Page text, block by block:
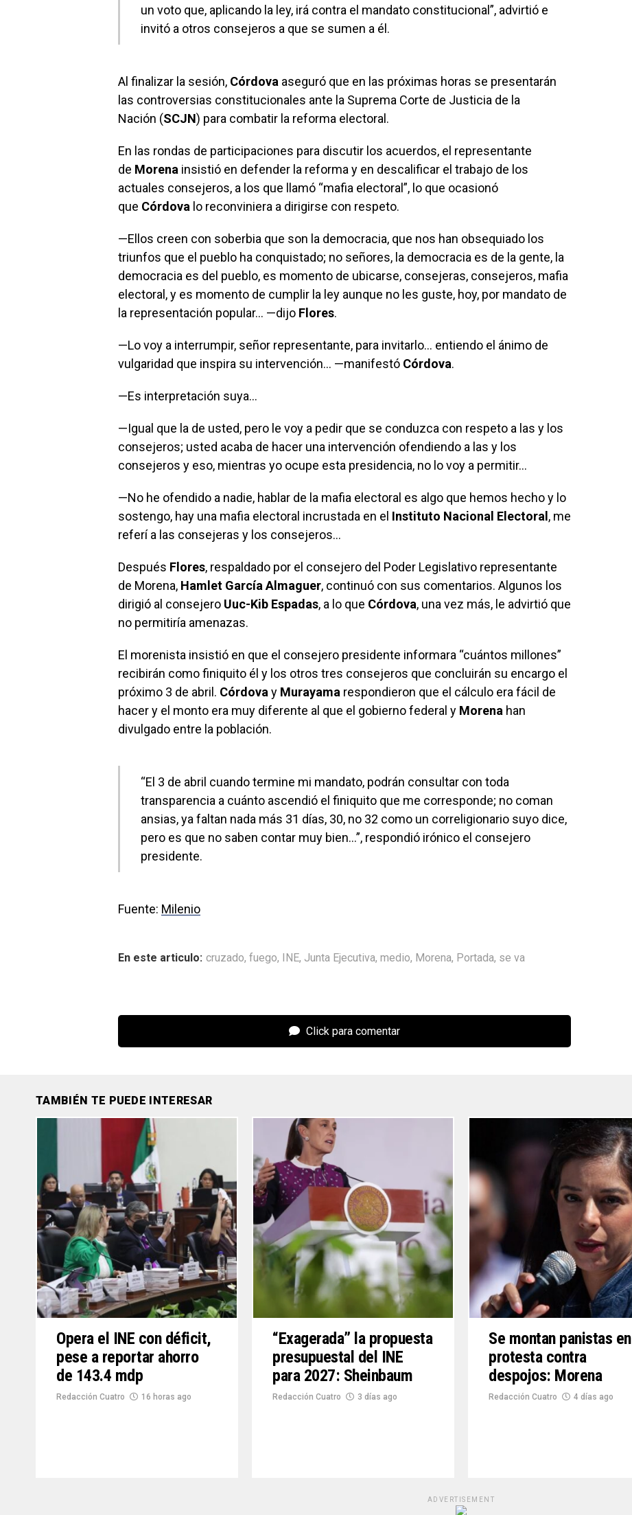
un voto que, aplicando la ley, irá contra el mandato constitucional”, advirtió e
invitó a otros consejeros a que se sumen a él.
Al finalizar la sesión, Córdova aseguró que en las próximas horas se presentarán
las controversias constitucionales ante la Suprema Corte de Justicia de la
Nación (SCJN) para combatir la reforma electoral.
En las rondas de participaciones para discutir los acuerdos, el representante
de Morena insistió en defender la reforma y en descalificar el trabajo de los
actuales consejeros, a los que llamó “mafia electoral”, lo que ocasionó
que Córdova lo reconviniera a dirigirse con respeto.
—Ellos creen con soberbia que son la democracia, que nos han obsequiado los
triunfos que el pueblo ha conquistado; no señores, la democracia es de la gente, la
democracia es del pueblo, es momento de ubicarse, consejeras, consejeros, mafia
electoral, y es momento de cumplir la ley aunque no les guste, hoy, por mandato de
la representación popular… —dijo Flores.
—Lo voy a interrumpir, señor representante, para invitarlo… entiendo el ánimo de
vulgaridad que inspira su intervención… —manifestó Córdova.
—Es interpretación suya…
—Igual que la de usted, pero le voy a pedir que se conduzca con respeto a las y los
consejeros; usted acaba de hacer una intervención ofendiendo a las y los
consejeros y eso, mientras yo ocupe esta presidencia, no lo voy a permitir…
—No he ofendido a nadie, hablar de la mafia electoral es algo que hemos hecho y lo
sostengo, hay una mafia electoral incrustada en el Instituto Nacional Electoral , me
referí a las consejeras y los consejeros…
Después Flores, respaldado por el consejero del Poder Legislativo representante
de Morena, Hamlet García Almaguer, continuó con sus comentarios. Algunos los
dirigió al consejero Uuc-Kib Espadas, a lo que Córdova, una vez más, le advirtió que
no permitiría amenazas.
El morenista insistió en que el consejero presidente informara “cuántos millones”
recibirán como finiquito él y los otros tres consejeros que concluirán su encargo el
próximo 3 de abril. Córdova y Murayama respondieron que el cálculo era fácil de
hacer y el monto era muy diferente al que el gobierno federal y Morena han
divulgado entre la población.
“El 3 de abril cuando termine mi mandato, podrán consultar con toda
transparencia a cuánto ascendió el finiquito que me corresponde; no coman
ansias, ya faltan nada más 31 días, 30, no 32 como un correligionario suyo dice,
pero es que no saben contar muy bien…”, respondió irónico el consejero
presidente.
Fuente: Milenio
En este articulo: cruzado, fuego, INE, Junta Ejecutiva, medio, Morena, Portada, se va
Click para comentar
TAMBIÉN TE PUEDE INTERESAR
Opera el INE con déficit,
pese a reportar ahorro
de 143.4 mdp
Redacción Cuatro 16 horas ago
“Exagerada” la propuesta
presupuestal del INE
para 2027: Sheinbaum
Redacción Cuatro 3 días ago
Se montan panistas en
protesta contra
despojos: Morena
Redacción Cuatro 4 días ago
ADVERTISEMENT